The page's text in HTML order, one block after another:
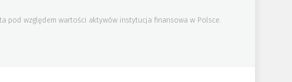
pod względem wartości aktywów instytucja finansowa w Polsce.